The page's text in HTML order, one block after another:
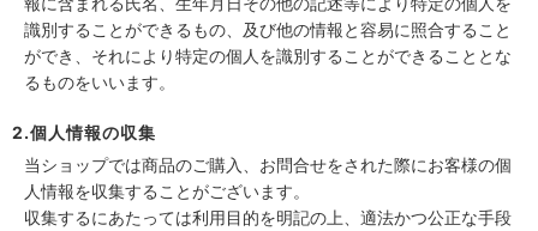
識別することができるもの、及び他の情報と容易に照合すること
ができ、それにより特定の個人を識別することができることとな
るものをいいます。
2.個人情報の収集
当ショップでは商品のご購入、お問合せをされた際にお客様の個
人情報を収集することがございます。
収集するにあたっては利用目的を明記の上、適法かつ公正な手段